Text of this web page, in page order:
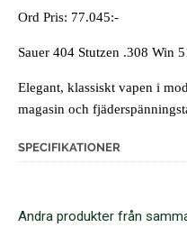
Ord Pris: 77.045:-
Sauer 404 Stutzen .308 Win
Elegant, klassiskt vapen i
magasin och
SPECIFIKATIONER
Andra produkter från